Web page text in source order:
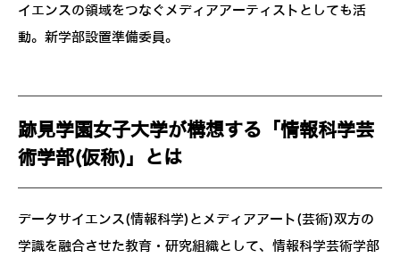
イエンスの領域をつなぐメディアアーティストとしても活
動。新学部設置準備委員。
跡見学園女子大学が構想する「情報科学芸
術学部(仮称)」とは
データサイエンス(情報科学)とメディアアート(芸術)双方の
学識を融合させた教育・研究組織として、情報科学芸術学部